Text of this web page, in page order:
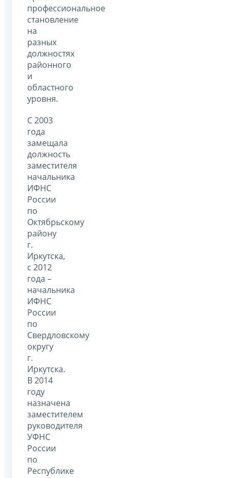
профессиональное
становление
на
разных
должностях
районного
и
областного
уровня.
С 2003
года
замещала
должность
заместителя
начальника
ИФНС
России
по
Октябрьскому
району
г.
Иркутска,
с 2012
года –
начальника
ИФНС
России
по
Свердловскому
округу
г.
Иркутска.
В 2014
году
назначена
заместителем
руководителя
УФНС
России
по
Республике